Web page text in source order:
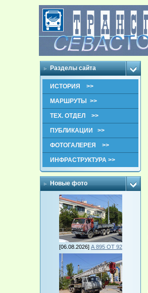
Разделы сайта
ИСТОРИЯ >>
МАРШРУТЫ >>
ТЕХ. ОТДЕЛ >>
ПУБЛИКАЦИИ >>
ФОТОГАЛЕРЕЯ >>
ИНФРАСТРУКТУРА >>
Новые фото
[06.08.2026] А 895 ОТ 92